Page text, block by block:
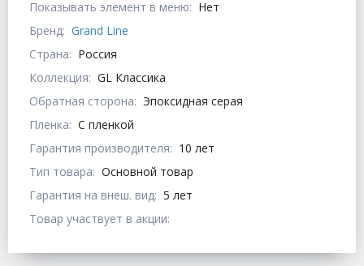
Показывать элемент в меню: Нет
Бренд: Grand Line
Страна: Россия
Коллекция: GL Классика
Обратная сторона: Эпоксидная серая
Пленка: С пленкой
Гарантия производителя: 10 лет
Тип товара: Основной товар
Гарантия на внеш. вид: 5 лет
Товар участвует в акции: